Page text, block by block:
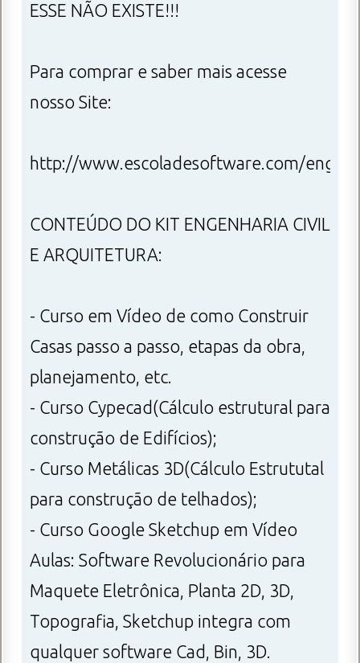
ESSE NÃO EXISTE!!!
Para comprar e saber mais acesse
nosso Site:
http://www.escoladesoftware.com/
CONTEÚDO DO KIT ENGENHARIA CIVIL
E ARQUITETURA:
- Curso em Vídeo de como Construir
Casas passo a passo, etapas da obra,
planejamento, etc.
- Curso Cypecad(Cálculo estrutural para
construção de Edifícios);
- Curso Metálicas 3D(Cálculo Estrututal
para construção de telhados);
- Curso Google Sketchup em Vídeo
Aulas: Software Revolucionário para
Maquete Eletrônica, Planta 2D, 3D,
Topografia, Sketchup integra com
qualquer software Cad, Bin, 3D.